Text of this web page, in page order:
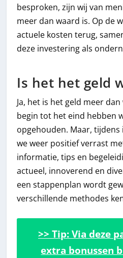
besproken, zijn wij van
meer dan waard is. Op de
actuele kosten terug,
deze investering als
Is het het geld
Ja, het is het geld meer
begin tot het eind hebben
opgehouden. Maar,
we weer positief verrast
informatie, tips en
actueel, innoverend en
een stappenplan wordt
verschillende methodes
>> Tip: Via deze
extra bonussen